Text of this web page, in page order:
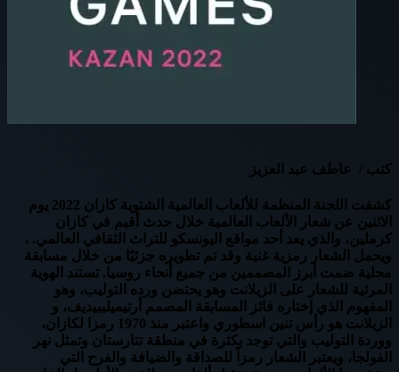
كتب / عاطف عبد العزيز
كشفت اللجنة المنظمة للألعاب العالمية الشتوية كازان 2022 يوم
الاثنين عن شعار الألعاب العالمية خلال حدث أقيم في كازان
كرملين، والذي يعد أحد مواقع اليونسكو للتراث الثقافي العالمي. ،
ويحمل الشعار رمزية غنية وقد تم تطويره جزئيًا من خلال مسابقة
محلية ضمت أبرز المصممين من جميع أنحاء روسيا. تستند الهوية
المرئية للشعار على الزيلانت وهو يحتضن ورده التوليب، وهو
المفهوم الذي إختاره فائز المسابقة المصمم أرتيميليبيديف، و
الزيلانت هو رأس تنين اسطوري واعتبر منذ 1970 رمزا لكازان،
ووردة التوليب والتي توجد بكثرة في منطقة تتارستان وتمثل نهر
الفولجا، ويعتبر الشعار رمزاً للصداقة والضيافة والفرح التي